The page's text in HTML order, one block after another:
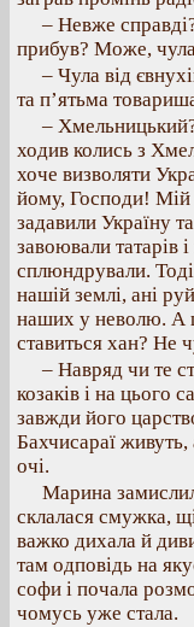
– Невже
прибув? Може,
– Чула від
та п’ятьма
–
ходив колись з
хоче визволяти
йому, Господи! Мій
задавили Україну
завоювали татарів
сплюндрували.
нашій землі, ані
наших у неволю. А
ставиться хан? Не
– Навряд чи те
козаків і на цього
завжди його
Бахчисараї живуть,
очі.
Марина
склалася смужка,
важко дихала й
там одповідь на
софи і почала
чомусь уже стала.